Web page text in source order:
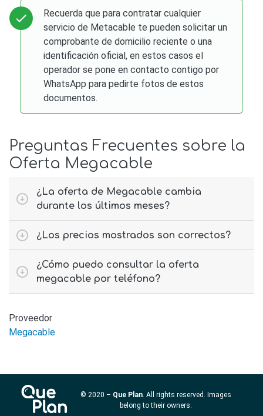
Recuerda que para contratar cualquier
servicio de Metacable te pueden solicitar un
comprobante de domicilio reciente o una
identificación oficial, en estos casos el
operador se pone en contacto contigo por
WhatsApp para pedirte fotos de estos
documentos.
Preguntas Frecuentes sobre la
Oferta Megacable
¿La oferta de Megacable cambia
durante los últimos meses?
¿Los precios mostrados son correctos?
¿Cómo puedo consultar la oferta
megacable por teléfono?
Proveedor
Megacable
© 2020 – Que Plan . All rights reserved. Images
belong to their owners.